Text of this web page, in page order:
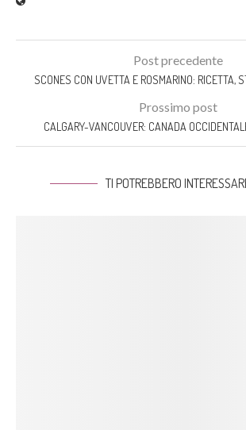
Post precedente
SCONES CON UVETTA E ROSMARINO: RICETTA,
Prossimo post
CALGARY-VANCOUVER: CANADA
TI POTREBBERO